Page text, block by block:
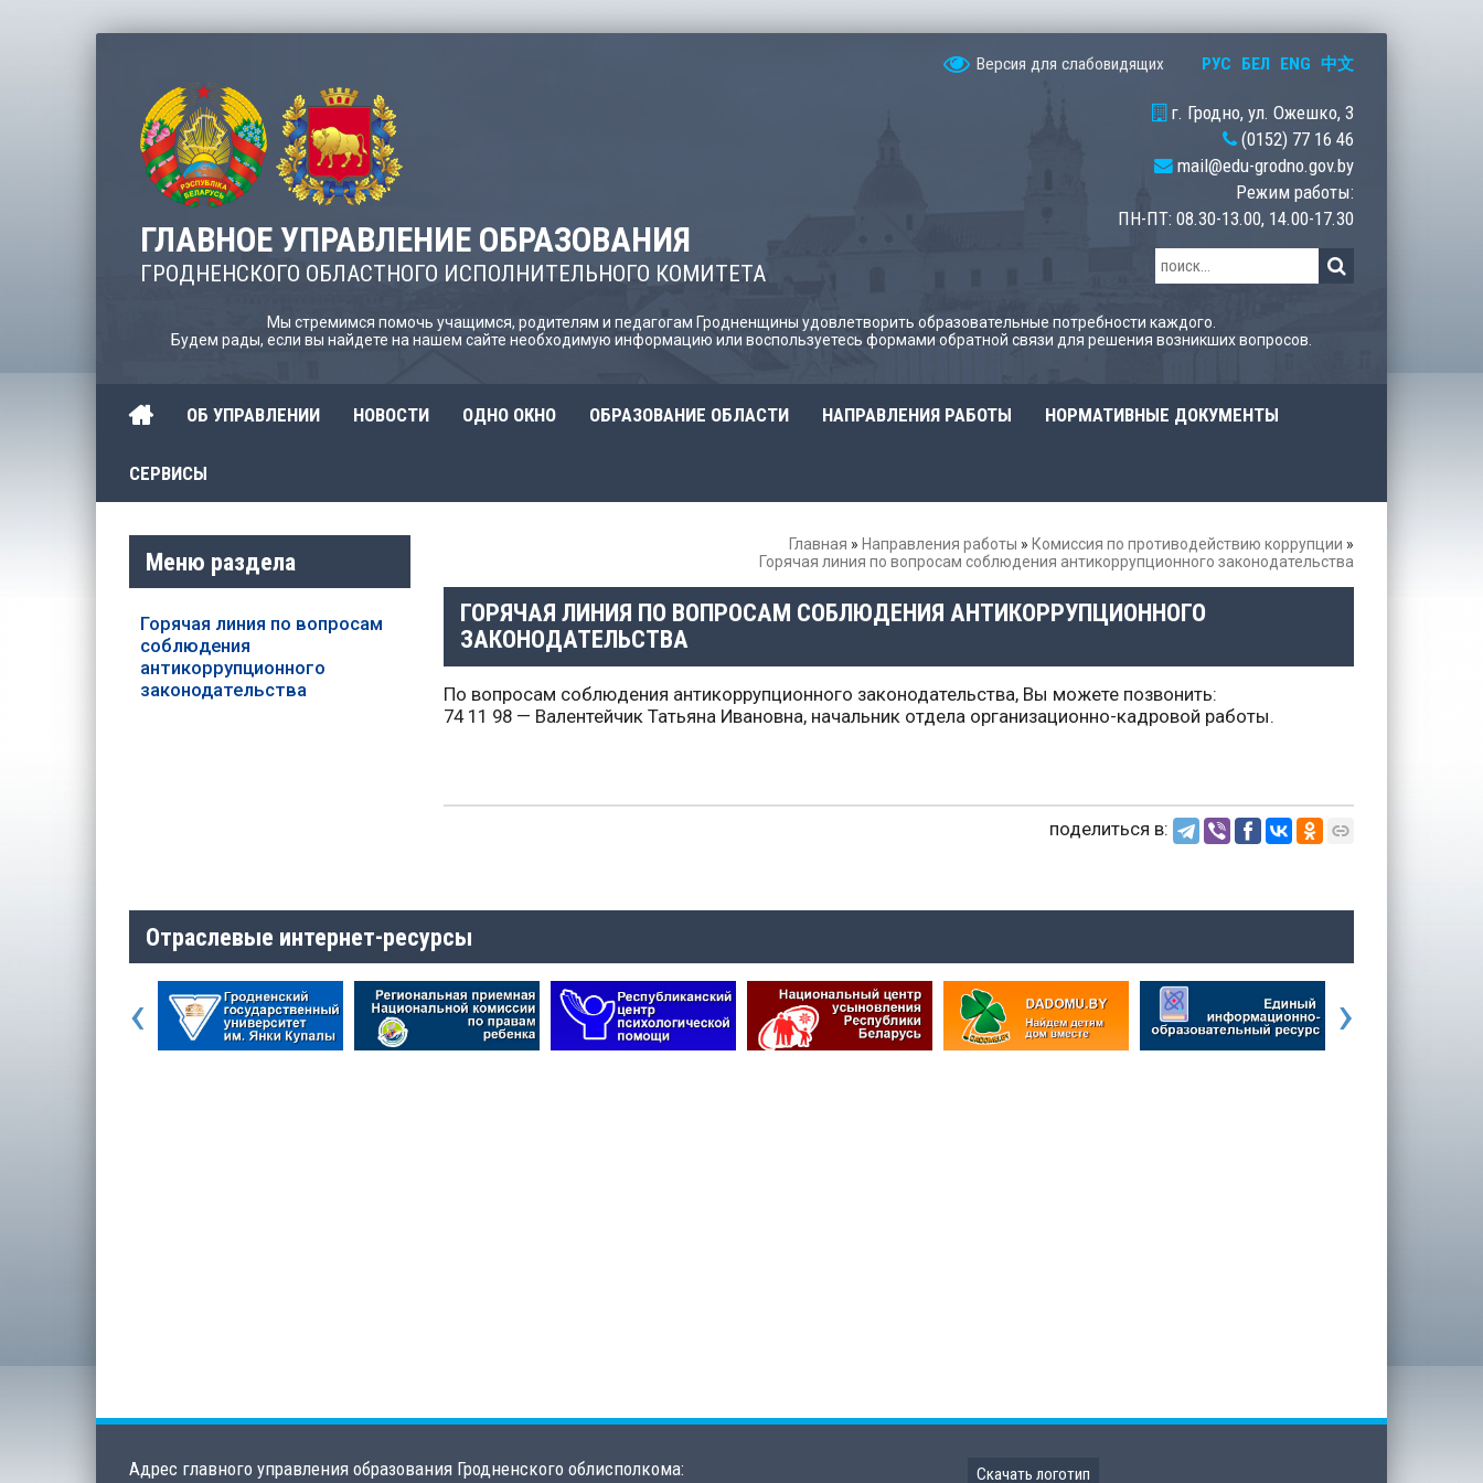
Версия для слабовидящих РУС БЕЛ ENG 中文
ГЛАВНОЕ УПРАВЛЕНИЕ ОБРАЗОВАНИЯ
ГРОДНЕНСКОГО ОБЛАСТНОГО ИСПОЛНИТЕЛЬНОГО КОМИТЕТА
г. Гродно, ул. Ожешко, 3
(0152) 77 16 46
mail@edu-grodno.gov.by
Режим работы:
ПН-ПТ: 08.30-13.00, 14.00-17.30
Мы стремимся помочь учащимся, родителям и педагогам Гродненщины удовлетворить образовательные потребности каждого.
Будем рады, если вы найдете на нашем сайте необходимую информацию или воспользуетесь формами обратной связи для решения возникших вопросов.
ОБ УПРАВЛЕНИИ НОВОСТИ ОДНО ОКНО ОБРАЗОВАНИЕ ОБЛАСТИ НАПРАВЛЕНИЯ РАБОТЫ НОРМАТИВНЫЕ ДОКУМЕНТЫ
СЕРВИСЫ
Главная » Направления работы » Комиссия по противодействию коррупции »
Горячая линия по вопросам соблюдения антикоррупционного законодательства
ГОРЯЧАЯ ЛИНИЯ ПО ВОПРОСАМ СОБЛЮДЕНИЯ АНТИКОРРУПЦИОННОГО
ЗАКОНОДАТЕЛЬСТВА
По вопросам соблюдения антикоррупционного законодательства, Вы можете позвонить:
74 11 98 — Валентейчик Татьяна Ивановна, начальник отдела организационно-кадровой работы.
поделиться в:
Меню раздела
Горячая линия по вопросам
соблюдения
антикоррупционного
законодательства
Отраслевые интернет-ресурсы
‹ ›
Адрес главного управления образования Гродненского облисполкома:
Скачать логотип